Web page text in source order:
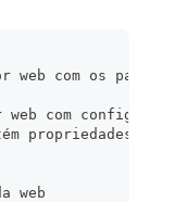
web com os
web com
propriedades do
web